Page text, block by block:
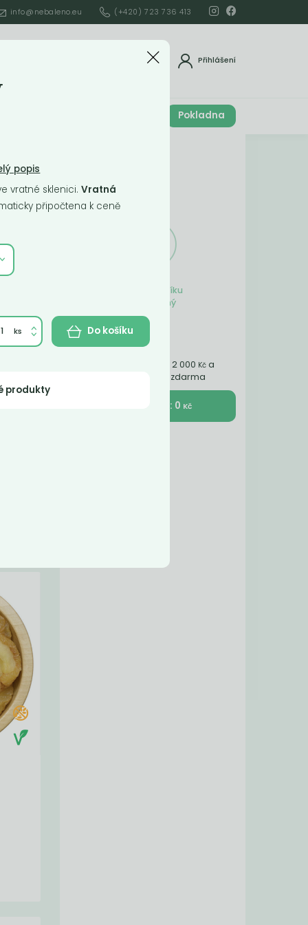
info@nebaleno.eu (+420) 723 736 413
Přihlášení
Pokladna
Obsah košíku
je prázdný
Nakupte ještě za 2 000 Kč a
získáte dopravu zdarma
K pokladně : 0 Kč
popis
vratné sklenici. Vratná
připočtena k ceně
Do košíku
produkty